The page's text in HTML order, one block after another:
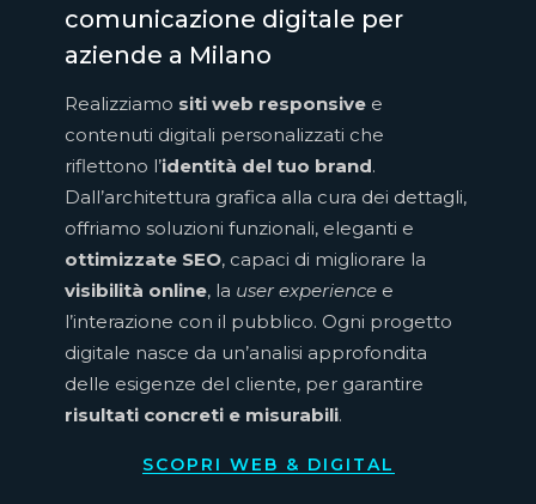
comunicazione digitale per
aziende a Milano
Realizziamo siti web responsivee
contenuti digitali personalizzati che
riflettono l’identità del tuo brand.
Dall’architettura grafica alla cura dei dettagli,
offriamo soluzioni funzionali, eleganti e
ottimizzate SEO, capaci di migliorare la
visibilità online, la user experiencee
l’interazione con il pubblico. Ogni progetto
digitale nasce da un’analisi approfondita
delle esigenze del cliente, per garantire
risultati concreti e misurabili.
SCOPRI WEB & DIGITAL